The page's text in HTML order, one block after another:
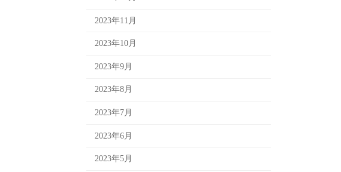
2023年11月
2023年10月
2023年9月
2023年8月
2023年7月
2023年6月
2023年5月